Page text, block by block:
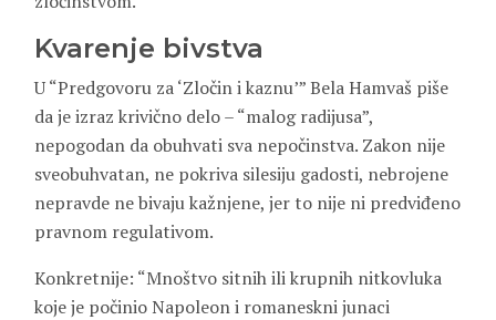
Kvarenje bivstva
U “Predgovoru za ‘Zločin i kaznu’” Bela Hamvaš piše
da je izraz krivično delo – “malog radijusa”,
nepogodan da obuhvati sva nepočinstva. Zakon nije
sveobuhvatan, ne pokriva silesiju gadosti, nebrojene
nepravde ne bivaju kažnjene, jer to nije ni predviđeno
pravnom regulativom.
Konkretnije: “Mnoštvo sitnih ili krupnih nitkovluka
koje je počinio Napoleon i romaneskni junaci